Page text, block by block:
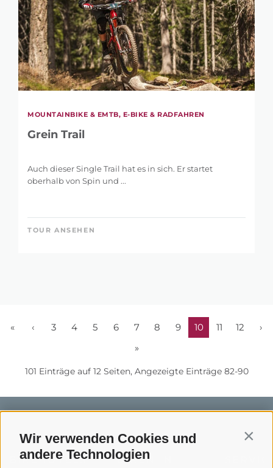
Wir verwenden Cookies und
andere Technologien
MOUNTAINBIKE & EMTB, E-BIKE & RADFAHREN
Grein Trail
Auch dieser Single Trail hat es in sich. Er startet
oberhalb von Spin und ...
TOUR ANSEHEN
« ‹ 3 4 5 6 7 8 9 10 11 12
›
»
101 Einträge auf 12 Seiten, Angezeigte Einträge 82-90
BIKEHOTELS
BIKEN IN